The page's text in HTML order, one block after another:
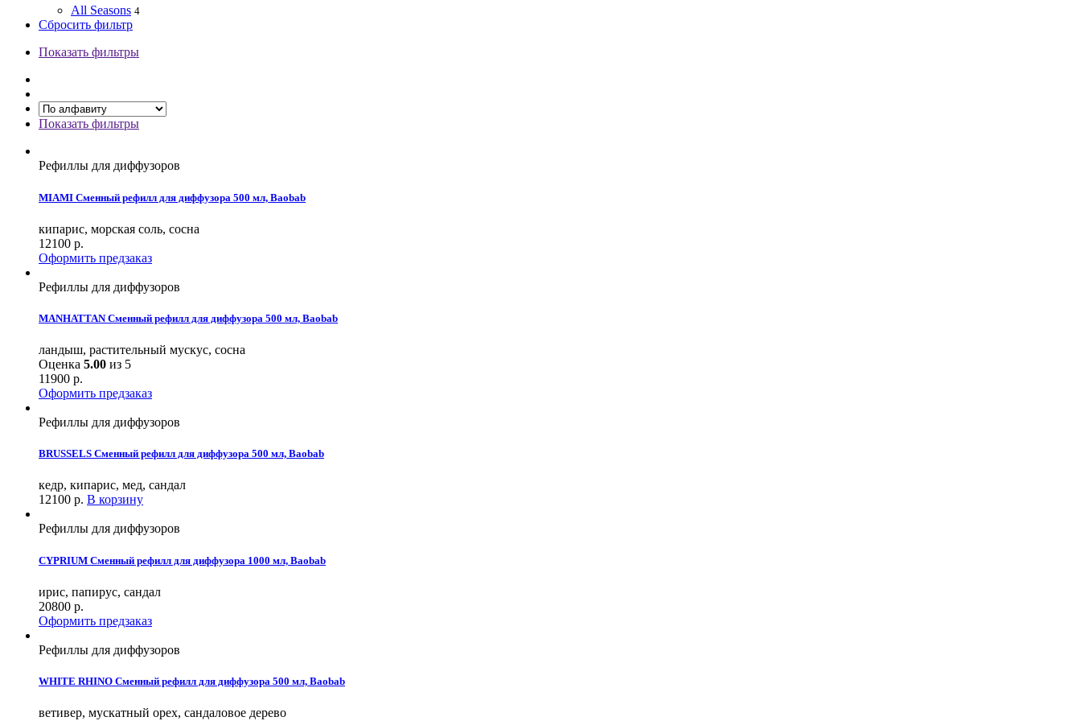
All Seasons 4
Сбросить фильтр
Показать фильтры
Показать фильтры
Рефиллы для диффузоров
MIAMI Сменный рефилл для диффузора 500 мл, Baobab
кипарис, морская соль, сосна
12100 р.
Оформить предзаказ
Рефиллы для диффузоров
MANHATTAN Сменный рефилл для диффузора 500 мл, Baobab
ландыш, растительный мускус, сосна
Оценка 5.00 из 5
11900 р.
Оформить предзаказ
Рефиллы для диффузоров
BRUSSELS Сменный рефилл для диффузора 500 мл, Baobab
кедр, кипарис, мед, сандал
12100 р. В корзину
Рефиллы для диффузоров
CYPRIUM Сменный рефилл для диффузора 1000 мл, Baobab
ирис, папирус, сандал
20800 р.
Оформить предзаказ
Рефиллы для диффузоров
WHITE RHINO Сменный рефилл для диффузора 500 мл, Baobab
ветивер, мускатный орех, сандаловое дерево